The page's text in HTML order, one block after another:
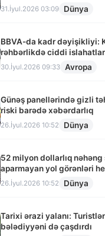
31.İyul.2026 03:09 Dünya
BBVA-da kadr dəyişikliyi:
rəhbərlikdə ciddi islahatlar
30.İyul.2026 09:33 Avropa
Günəş panellərində gizli
riski barədə xəbərdarlıq
26.İyul.2026 10:52 Dünya
52 milyon dollarlıq
aparmayan yol görənləri
26.İyul.2026 10:52 Dünya
Tarixi ərazi yalanı:
bələdiyyəni də çaşdırdı